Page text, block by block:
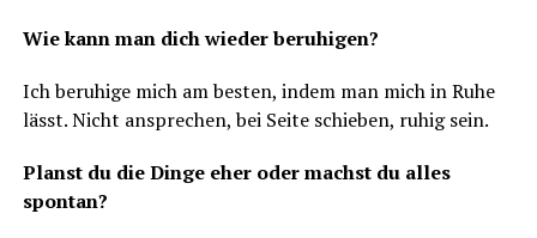
Wie kann man dich wie­der beruhigen?
Ich beru­hi­ge mich am bes­ten, indem man mich in Ruhe
lässt. Nicht anspre­chen, bei Sei­te schie­ben, ruhig sein.
Planst du die Din­ge eher oder machst du alles
spontan?